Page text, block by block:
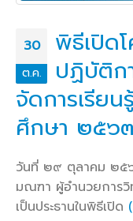
30
ต.ค.
พิธีเปิด
ปฏิบัติก
จัดการเรีย
ศึกษา ๒๕๖
วันที่ ๒๙ ตุลาคม ๒๕
มณฑา ผู้อำนวยการวิ
เป็นประธานในพิธีเปิด